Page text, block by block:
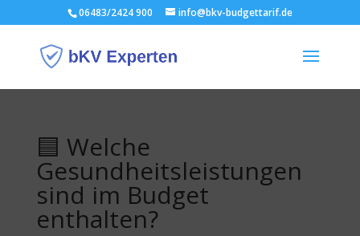
06483/2424 900 info@bkv-budgettarif.de
🟦 Welche
Gesundheitsleistungen
sind im Budget
enthalten?